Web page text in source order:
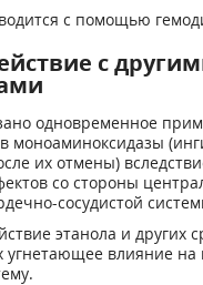
с помощью
с
одновременное
моноаминоксидазы
их отмены)
со стороны
сосудистой
этанола и других
влияние на